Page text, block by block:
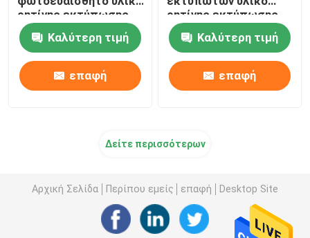
ρητίνης εκτύπωσης
ρητίνης V1.0
τρισδιάστατο
Καλύτερη τιμή
επαφή
ρητίνης εκτύπωσης
ρητίνης ιάσιμο
τρισδιάστατο
Καλύτερη τιμή
επαφή
Δείτε περισσότερων
Αρχική Σελίδα Περίπου εμείς επαφή Desktop Site